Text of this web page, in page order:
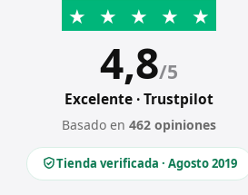
★ ★ ★ ★ ★
4,8/5
Excelente · Trustpilot
Basado en462 opiniones
Tienda verificada · Agosto 2019